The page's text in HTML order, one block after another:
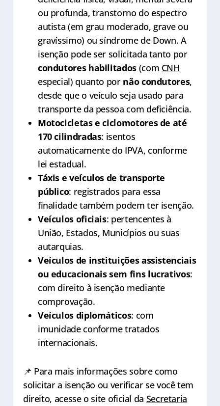
ou profunda, transtorno do espectro
autista (em grau moderado, grave ou
gravíssimo) ou síndrome de Down. A
isenção pode ser solicitada tanto por
condutores habilitados(com CNH
especial) quanto por não condutores,
desde que o veículo seja usado para
transporte da pessoa com deficiência.
Motocicletas e ciclomotores de até
170 cilindradas: isentos
automaticamente do IPVA, conforme
lei estadual.
Táxis e veículos de transporte
público: registrados para essa
finalidade também podem ter isenção.
Veículos oficiais: pertencentes à
União, Estados, Municípios ou suas
autarquias.
Veículos de instituições assistenciais
ou educacionais sem fins lucrativos:
com direito à isenção mediante
comprovação.
Veículos diplomáticos: com
imunidade conforme tratados
internacionais.
📌 Para mais informações sobre como
solicitar a isenção ou verificar se você tem
direito, acesse o site oficial da Secretaria